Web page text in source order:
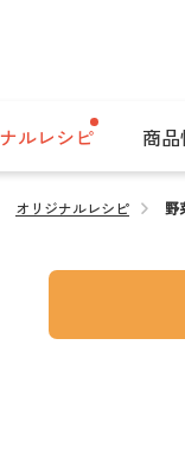
ルレシピ 商
オリジナルレシピ 野